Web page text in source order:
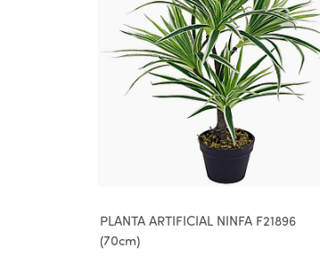
PLANTA ARTIFICIAL NINFA F21896
(70cm)